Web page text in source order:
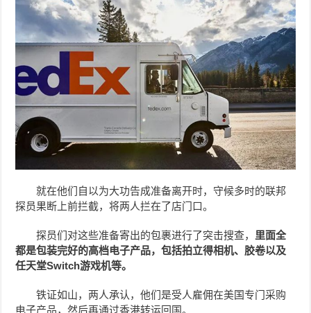
就在他们自以为大功告成准备离开时，守候多时的联邦
探员果断上前拦截，将两人拦在了店门口。
探员们对这些准备寄出的包裹进行了突击搜查， 里面全
都是包装完好的高档电子产品，包括拍立得相机、胶卷以及
任天堂Switch游戏机等。
铁证如山，两人承认，他们是受人雇佣在美国专门采购
电子产品，然后再通过香港转运回国。